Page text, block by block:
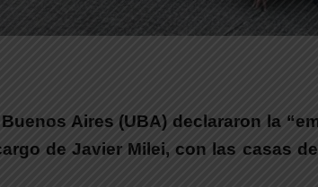
Aires (UBA) declararon la
de Javier Milei, con las casas